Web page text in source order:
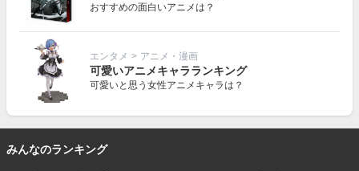
おすすめの面白いアニメは？
エンタメ > アニメ・漫画
可愛いアニメキャラランキング
可愛いと思う女性アニメキャラは？
みんなのランキング